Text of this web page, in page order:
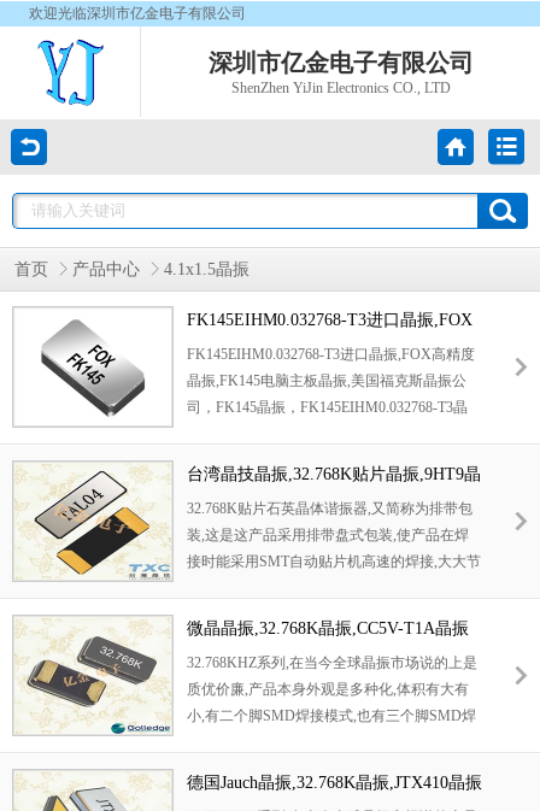
欢迎光临深圳市亿金电子有限公司
深圳市亿金电子有限公司
ShenZhen YiJin Electronics CO., LTD
首页 产品中心 4.1x1.5晶振
FK145EIHM0.032768-T3进口晶振,FOX
高精度晶振,FK145电脑主板晶振
FK145EIHM0.032768-T3进口晶振 FOX高精度
晶振 FK145电脑主板晶振 美国福克斯晶振公
司 ， FK145晶振 ， FK145EIHM0.032768-T3晶
保无铅晶振，32.768KHz晶振，超小型晶振，
时钟晶振，美国晶振，SMD晶振，无源晶振，
工业设备晶振，移动通讯晶振，无源晶振，贴
片晶振，智能手表晶振，音叉晶振，汽车晶
广泛的频率控制产品，包括石英晶体，时钟晶
和恒温晶体振荡器。
台湾晶技晶振,32.768K贴片晶振,9HT9晶
振
32.768K贴片石英晶体谐振器,又简称为排带包
装,这是这产品采用排带盘式包装,使产品在焊
接时能采用SMT自动贴片机高速的焊接,大大节
制模块,主要给时钟芯片提供一个基准信号,其
主要各项功能还得看应用何种产品.本产品具有
小型,薄型,轻型的贴片晶振表面型音叉式石英
晶体谐振器,产品具有优良的耐热性,耐环境特
满足无铅焊接的高温回流温度曲线要求,金属外
微晶晶振,32.768K晶振,CC5V-T1A晶振
32.768KHZ系列,在当今全球晶振市场说的上是
质优价廉,产品本身外观是多种化,体积有大有
小,有二个脚SMD焊接模式,也有三个脚SMD焊
模式的32.768KHZ晶体系列,产品应用范围非常
德国Jauch晶振,32.768K晶振,JTX410晶振